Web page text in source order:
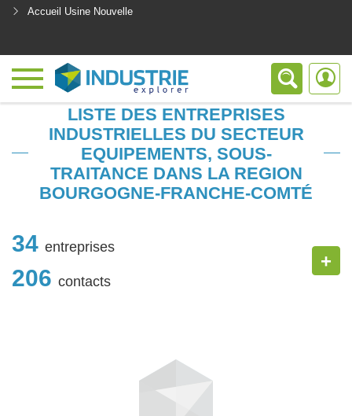
Accueil Usine Nouvelle
LISTE DES ENTREPRISES
INDUSTRIELLES DU SECTEUR
EQUIPEMENTS, SOUS-
TRAITANCE DANS LA REGION
BOURGOGNE-FRANCHE-COMTÉ
34 entreprises
206 contacts
+